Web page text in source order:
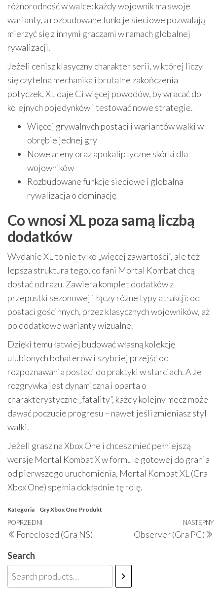
różnorodność w walce: każdy wojownik ma swoje
warianty, a rozbudowane funkcje sieciowe pozwalają
mierzyć się z innymi graczami w ramach globalnej
rywalizacji.
Jeżeli cenisz klasyczny charakter serii, w której liczy
się czytelna mechanika i brutalne zakończenia
potyczek, XL daje Ci więcej powodów, by wracać do
kolejnych pojedynków i testować nowe strategie.
Więcej grywalnych postaci i wariantów walki w
obrębie jednej gry
Nowe areny oraz apokaliptyczne skórki dla
wojowników
Rozbudowane funkcje sieciowe i globalna
rywalizacja o dominację
Co wnosi XL poza samą liczbą
dodatków
Wydanie XL to nie tylko „więcej zawartości”, ale też
lepsza struktura tego, co fani Mortal Kombat chcą
dostać od razu. Zawiera komplet dodatków z
przepustki sezonowej i łączy różne typy atrakcji: od
postaci gościnnych, przez klasycznych wojowników, aż
po dodatkowe warianty wizualne.
Dzięki temu łatwiej budować własną kolekcję
ulubionych bohaterów i szybciej przejść od
rozpoznawania postaci do praktyki w starciach. A że
rozgrywka jest dynamiczna i oparta o
charakterystyczne „fatality”, każdy kolejny mecz może
dawać poczucie progresu – nawet jeśli zmieniasz styl
walki.
Jeżeli grasz na Xbox One i chcesz mieć pełniejszą
wersję Mortal Kombat X w formule gotowej do grania
od pierwszego uruchomienia, Mortal Kombat XL (Gra
Xbox One) spełnia dokładnie tę rolę.
Kategoria Gry Xbox One Produkt
Nawigacja
wpisu
Poprzedni
wpis
POPRZEDNI
Foreclosed (Gra NS)
NASTĘPNY
Observer (Gra PC)
Search